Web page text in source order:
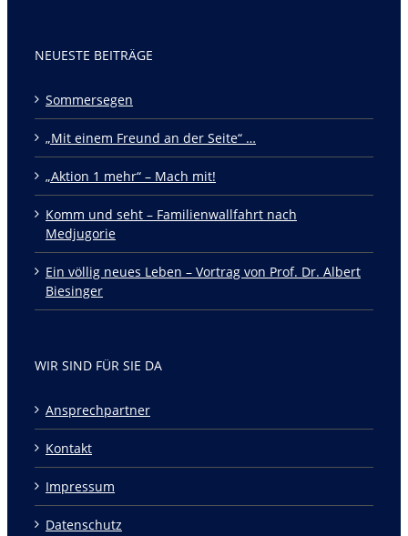
NEUESTE BEITRÄGE
Sommersegen
„Mit einem Freund an der Seite“ …
„Aktion 1 mehr“ – Mach mit!
Komm und seht – Familienwallfahrt nach
Medjugorie
Ein völlig neues Leben – Vortrag von Prof. Dr. Albert
Biesinger
WIR SIND FÜR SIE DA
Ansprechpartner
Kontakt
Impressum
Datenschutz